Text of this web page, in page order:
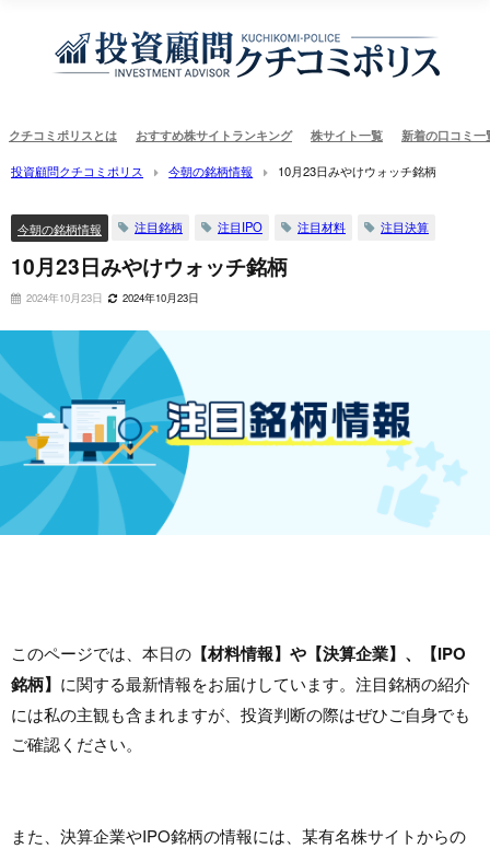
クチコミポリスとは おすすめ株サイトランキング 株サイト一覧 新着の口コミ一
投資顧問クチコミポリス 今朝の銘柄情報 10月23日みやけウォッチ銘柄
今朝の銘柄情報 注目銘柄 注目IPO 注目材料 注目決算
10月23日みやけウォッチ銘柄
2024年10月23日 2024年10月23日
このページでは、本日の 【材料情報】や【決算企業】、【IPO
銘柄】 に関する最新情報をお届けしています。注目銘柄の紹介
には私の主観も含まれますが、投資判断の際はぜひご自身でも
ご確認ください。
また、決算企業やIPO銘柄の情報には、某有名株サイトからの